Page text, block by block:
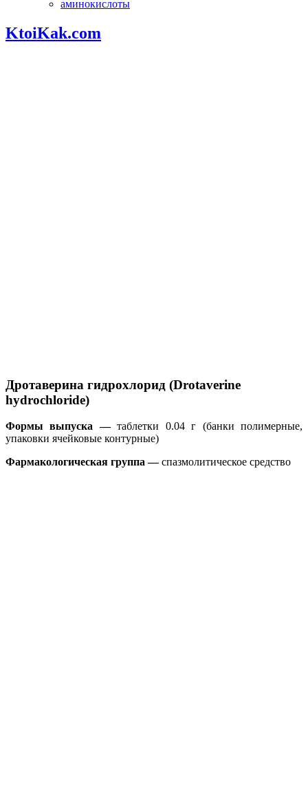
аминокислоты
KtoiKak.com
Дротаверина гидрохлорид (Drotaverine
hydrochloride)
Формы выпуска —таблетки 0.04 г (банки полимерные,
упаковки ячейковые контурные)
Фармакологическая группа —спазмолитическое средство